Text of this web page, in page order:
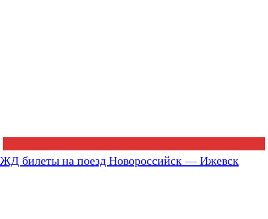
ЖД билеты на поезд Новороссийск — Ижевск